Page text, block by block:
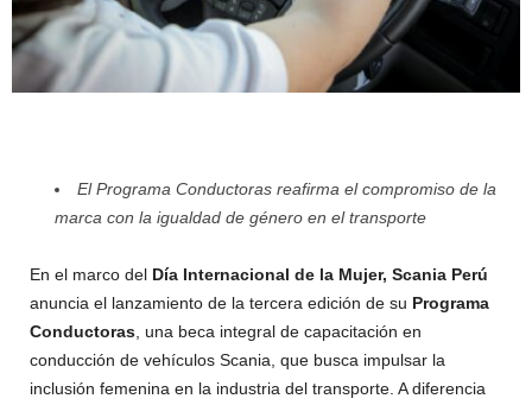
El Programa Conductoras reafirma el compromiso de la
marca con la igualdad de género en el transporte
En el marco del Día Internacional de la Mujer, Scania Perú
anuncia el lanzamiento de la tercera edición de su Programa
Conductoras , una beca integral de capacitación en
conducción de vehículos Scania, que busca impulsar la
inclusión femenina en la industria del transporte. A diferencia